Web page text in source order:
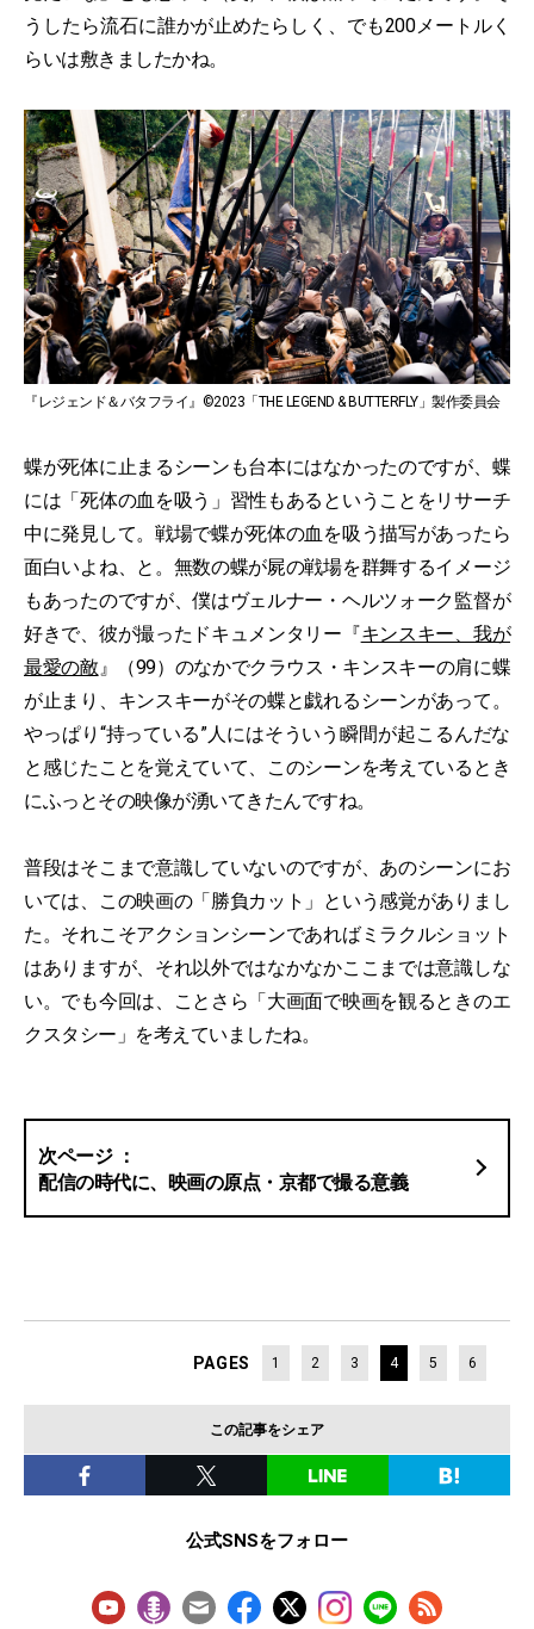
うしたら流石に誰かが止めたらしく、でも200メートルく
らいは敷きましたかね。
『レジェンド＆バタフライ』©2023「THE LEGEND & BUTTERFLY」製作委員会
蝶が死体に止まるシーンも台本にはなかったのですが、蝶
には「死体の血を吸う」習性もあるということをリサーチ
中に発見して。戦場で蝶が死体の血を吸う描写があったら
面白いよね、と。無数の蝶が屍の戦場を群舞するイメージ
もあったのですが、僕はヴェルナー・ヘルツォーク監督が
好きで、彼が撮ったドキュメンタリー『キンスキー、我が
最愛の敵 』（99）のなかでクラウス・キンスキーの肩に蝶
が止まり、キンスキーがその蝶と戯れるシーンがあって。
やっぱり“持っている”人にはそういう瞬間が起こるんだな
と感じたことを覚えていて、このシーンを考えているとき
にふっとその映像が湧いてきたんですね。
普段はそこまで意識していないのですが、あのシーンにお
いては、この映画の「勝負カット」という感覚がありまし
た。それこそアクションシーンであればミラクルショット
はありますが、それ以外ではなかなかここまでは意識しな
い。でも今回は、ことさら「大画面で映画を観るときのエ
クスタシー」を考えていましたね。
配信の時代に、映画の原点・京都で撮る意義
PAGES 1 2 3 4 5 6
この記事をシェア
公式SNSをフォロー